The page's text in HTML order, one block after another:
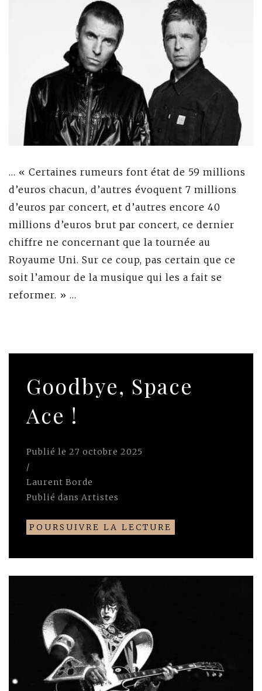
… « Certaines rumeurs font état de 59 millions
d’euros chacun, d’autres évoquent 7 millions
d’euros par concert, et d’autres encore 40
millions d’euros brut par concert, ce dernier
chiffre ne concernant que la tournée au
Royaume Uni. Sur ce coup, pas certain que ce
soit l’amour de la musique qui les a fait se
reformer. » …
Goodbye, Space
Ace !
Publié le 27 octobre 2025
/
Laurent Borde
Publié dans Artistes
POURSUIVRE LA LECTURE